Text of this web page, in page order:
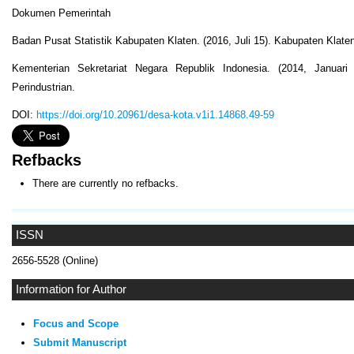
ISSN
2656-5528 (Online)
Information for Author
Focus and Scope
Submit Manuscript
Dokumen Pemerintah
Badan Pusat Statistik Kabupaten Klaten. (2016, Juli 15). Kabupaten
Kementerian Sekretariat Negara Republik Indonesia. (2014,
Perindustrian.
DOI: https://doi.org/10.20961/desa-kota.v1i1.14868.49-59
Refbacks
There are currently no refbacks.